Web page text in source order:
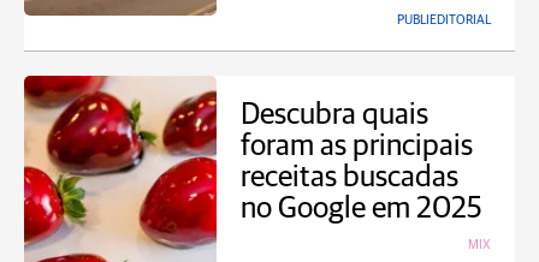
PUBLIEDITORIAL
Descubra quais
foram as principais
receitas buscadas
no Google em 2025
MIX